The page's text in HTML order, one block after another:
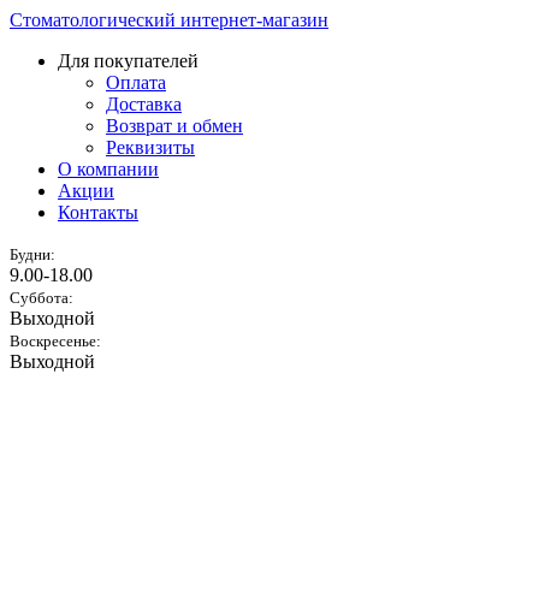
Стоматологический интернет-магазин
Для покупателей
Оплата
Доставка
Возврат и обмен
Реквизиты
О компании
Акции
Контакты
Будни:
9.00-18.00
Суббота:
Выходной
Воскресенье:
Выходной